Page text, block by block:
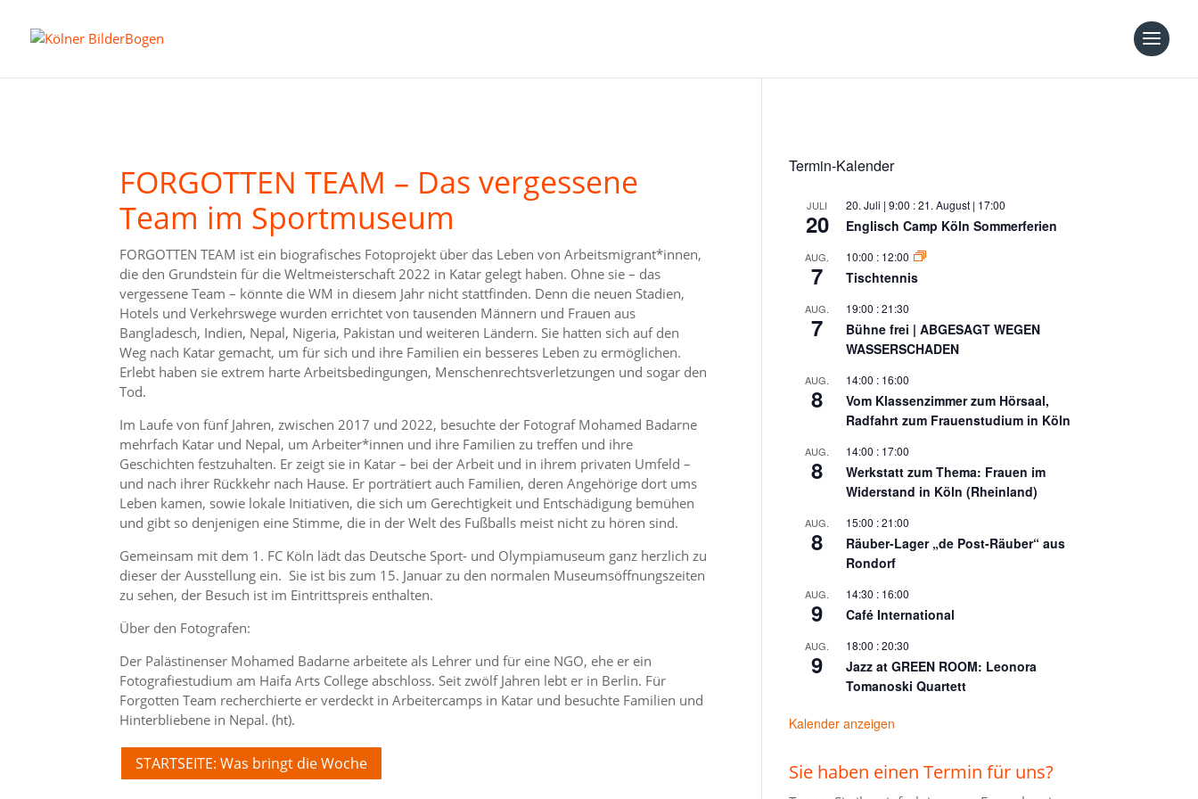
FORGOTTEN TEAM – Das vergessene
Team im Sportmuseum
FORGOTTEN TEAM ist ein biografisches Fotoprojekt über das Leben von Arbeitsmigrant*innen,
die den Grundstein für die Weltmeisterschaft 2022 in Katar gelegt haben. Ohne sie – das
vergessene Team – könnte die WM in diesem Jahr nicht stattfinden. Denn die neuen Stadien,
Hotels und Verkehrswege wurden errichtet von tausenden Männern und Frauen aus
Bangladesch, Indien, Nepal, Nigeria, Pakistan und weiteren Ländern. Sie hatten sich auf den
Weg nach Katar gemacht, um für sich und ihre Familien ein besseres Leben zu ermöglichen.
Erlebt haben sie extrem harte Arbeitsbedingungen, Menschenrechtsverletzungen und sogar den
Tod.
Im Laufe von fünf Jahren, zwischen 2017 und 2022, besuchte der Fotograf Mohamed Badarne
mehrfach Katar und Nepal, um Arbeiter*innen und ihre Familien zu treffen und ihre
Geschichten festzuhalten. Er zeigt sie in Katar – bei der Arbeit und in ihrem privaten Umfeld –
und nach ihrer Rückkehr nach Hause. Er porträtiert auch Familien, deren Angehörige dort ums
Leben kamen, sowie lokale Initiativen, die sich um Gerechtigkeit und Entschädigung bemühen
und gibt so denjenigen eine Stimme, die in der Welt des Fußballs meist nicht zu hören sind.
Gemeinsam mit dem 1. FC Köln lädt das Deutsche Sport- und Olympiamuseum ganz herzlich zu
dieser der Ausstellung ein. Sie ist bis zum 15. Januar zu den normalen Museumsöffnungszeiten
zu sehen, der Besuch ist im Eintrittspreis enthalten.
Über den Fotografen:
Der Palästinenser Mohamed Badarne arbeitete als Lehrer und für eine NGO, ehe er ein
Fotografiestudium am Haifa Arts College abschloss. Seit zwölf Jahren lebt er in Berlin. Für
Forgotten Team recherchierte er verdeckt in Arbeitercamps in Katar und besuchte Familien und
Hinterbliebene in Nepal. (ht).
STARTSEITE: Was bringt die Woche
Termin-Kalender
JULI
20
20. Juli | 9:00 :21. August | 17:00
Englisch Camp Köln Sommerferien
AUG.
7
10:00 : 12:00
Tischtennis
AUG.
7
19:00 :21:30
Bühne frei | ABGESAGT WEGEN
WASSERSCHADEN
AUG.
8
14:00 : 16:00
Vom Klassenzimmer zum Hörsaal,
Radfahrt zum Frauenstudium in Köln
AUG.
8
14:00 : 17:00
Werkstatt zum Thema: Frauen im
Widerstand in Köln (Rheinland)
AUG.
8
15:00 :21:00
Räuber-Lager „de Post-Räuber“ aus
Rondorf
AUG.
9
14:30 : 16:00
Café International
AUG.
9
18:00 :20:30
Jazz at GREEN ROOM: Leonora
Tomanoski Quartett
Kalender anzeigen
Sie haben einen Termin für uns?